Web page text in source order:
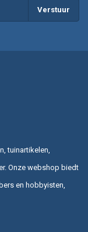
Verstuur
tuinartikelen,
Onze webshop biedt
en hobbyisten,